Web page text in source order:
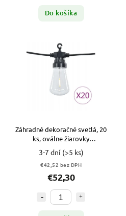
Do košíka
Záhradné dekoračné svetlá, 20
ks, oválne žiarovky
(9833350626)
3-7 dní (>5 ks)
€42,52 bez DPH
€52,30